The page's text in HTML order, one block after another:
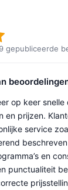
gepubliceerde
op keer
en prijzen.
service
en
punctualiteit